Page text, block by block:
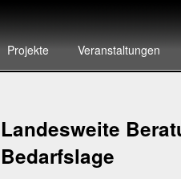
Projekte Veranstaltungen
Landesweite
Bedarfslage